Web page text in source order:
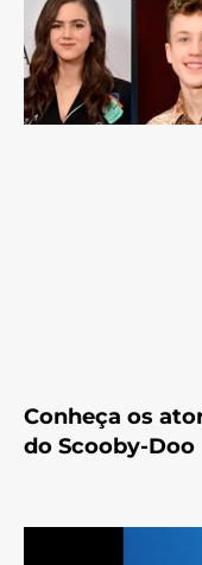
Conheça os
do Scooby-Doo